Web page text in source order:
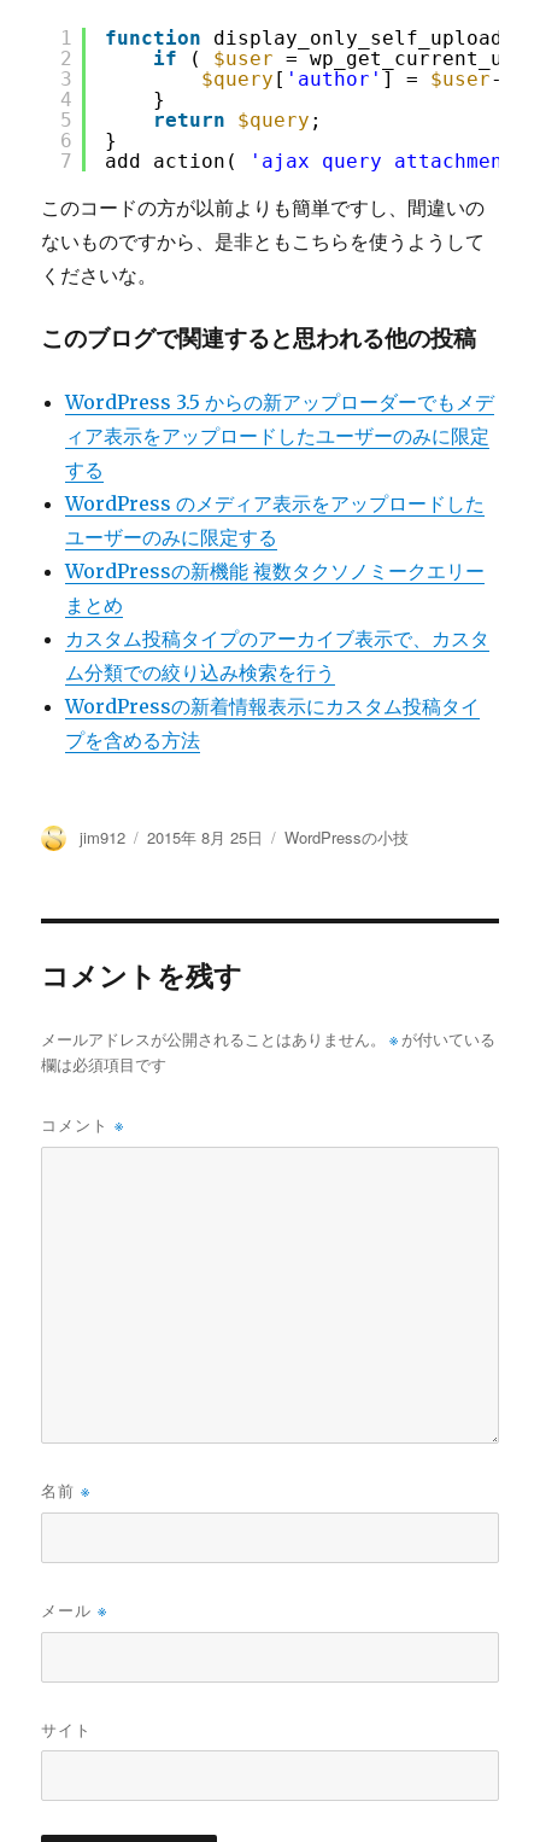
1
2
3
4
5
6
7
function
if
( $user
=
$query [ 'author' ] = $user-
}
return
$query ;
}
add_action(
このコードの方が以前よりも簡単ですし、間違いの
ないものですから、是非ともこちらを使うようして
くださいな。
このブログで関連すると思われる他の投稿
WordPress 3.5 からの新アップローダーでもメデ
ィア表示をアップロードしたユーザーのみに限定
する
WordPress のメディア表示をアップロードした
ユーザーのみに限定する
WordPressの新機能 複数タクソノミークエリー
まとめ
カスタム投稿タイプのアーカイブ表示で、カスタ
ム分類での絞り込み検索を行う
WordPressの新着情報表示にカスタム投稿タイ
プを含める方法
投
jim912
投
2015年 8月 25日
カ
WordPressの小技
コメントを残す
メールアドレスが公開されることはありません。 ※ が付いている
欄は必須項目です
コメント※
名前※
メール※
サイト